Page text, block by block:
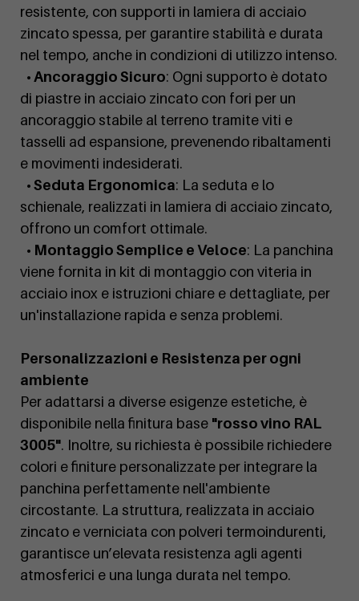
resistente, con supporti in lamiera di acciaio
zincato spessa, per garantire stabilità e durata
nel tempo, anche in condizioni di utilizzo intenso.
• Ancoraggio Sicuro: Ogni supporto è dotato
di piastre in acciaio zincato con fori per un
ancoraggio stabile al terreno tramite viti e
tasselli ad espansione, prevenendo ribaltamenti
e movimenti indesiderati.
• Seduta Ergonomica: La seduta e lo
schienale, realizzati in lamiera di acciaio zincato,
offrono un comfort ottimale.
• Montaggio Semplice e Veloce: La panchina
viene fornita in kit di montaggio con viteria in
acciaio inox e istruzioni chiare e dettagliate, per
un'installazione rapida e senza problemi.
Personalizzazioni e Resistenza per ogni
ambiente
Per adattarsi a diverse esigenze estetiche, è
disponibile nella finitura base "rosso vino RAL
3005". Inoltre, su richiesta è possibile richiedere
colori e finiture personalizzate per integrare la
panchina perfettamente nell'ambiente
circostante. La struttura, realizzata in acciaio
zincato e verniciata con polveri termoindurenti,
garantisce un’elevata resistenza agli agenti
atmosferici e una lunga durata nel tempo.